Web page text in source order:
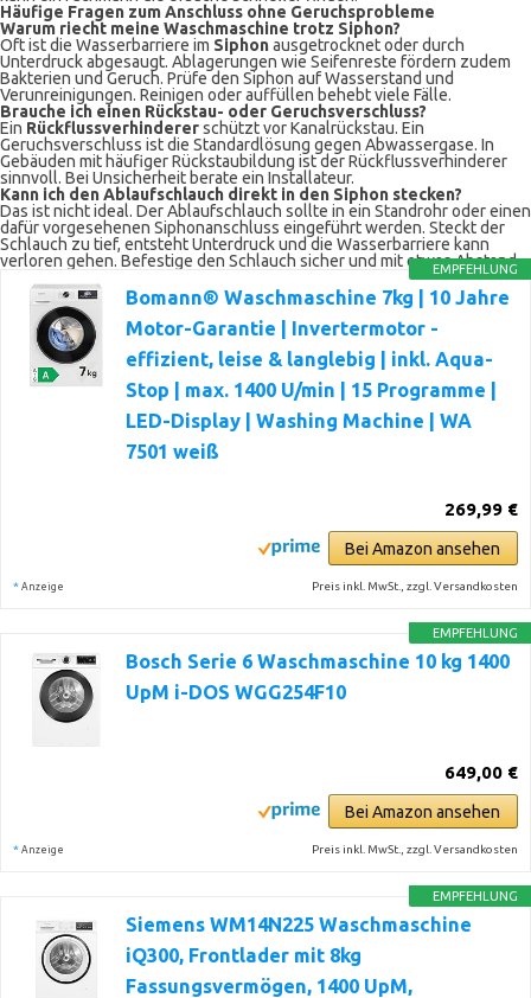
Häufige Fragen zum Anschluss ohne Geruchsprobleme
Warum riecht meine Waschmaschine trotz Siphon?
Oft ist die Wasserbarriere im Siphonausgetrocknet oder durch
Unterdruck abgesaugt. Ablagerungen wie Seifenreste fördern zudem
Bakterien und Geruch. Prüfe den Siphon auf Wasserstand und
Verunreinigungen. Reinigen oder auffüllen behebt viele Fälle.
Brauche ich einen Rückstau- oder Geruchsverschluss?
Ein Rückflussverhindererschützt vor Kanalrückstau. Ein
Geruchsverschluss ist die Standardlösung gegen Abwassergase. In
Gebäuden mit häufiger Rückstaubildung ist der Rückflussverhinderer
sinnvoll. Bei Unsicherheit berate ein Installateur.
Kann ich den Ablaufschlauch direkt in den Siphon stecken?
Das ist nicht ideal. Der Ablaufschlauch sollte in ein Standrohr oder einen
dafür vorgesehenen Siphonanschluss eingeführt werden. Steckt der
Schlauch zu tief, entsteht Unterdruck und die Wasserbarriere kann
verloren gehen. Befestige den Schlauch sicher und mit etwas Abstand.
EMPFEHLUNG
Bomann® Waschmaschine 7kg | 10 Jahre
Motor-Garantie | Invertermotor -
effizient, leise & langlebig | inkl. Aqua-
Stop | max. 1400 U/min | 15 Programme |
LED-Display | Washing Machine | WA
7501 weiß
269,99 €
Bei Amazon ansehen
* Anzeige Preis inkl. MwSt., zzgl. Versandkosten
EMPFEHLUNG
Bosch Serie 6 Waschmaschine 10 kg 1400
UpM i-DOS WGG254F10
649,00 €
Bei Amazon ansehen
* Anzeige Preis inkl. MwSt., zzgl. Versandkosten
EMPFEHLUNG
Siemens WM14N225 Waschmaschine
iQ300, Frontlader mit 8kg
Fassungsvermögen, 1400 UpM,